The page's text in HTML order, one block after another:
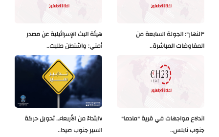
هيئة البث الإسرائيلية عن مصدر
أمني: واشنطن طلبت..
"النهار": الجولة السابعة من
المفاوضات المباشرة..
Vابتداءً من الأربعاء.. تحويل حركة
السير جنوب صيدا..
اندلاع مواجهات في قرية "مادما"
جنوب نابلس..